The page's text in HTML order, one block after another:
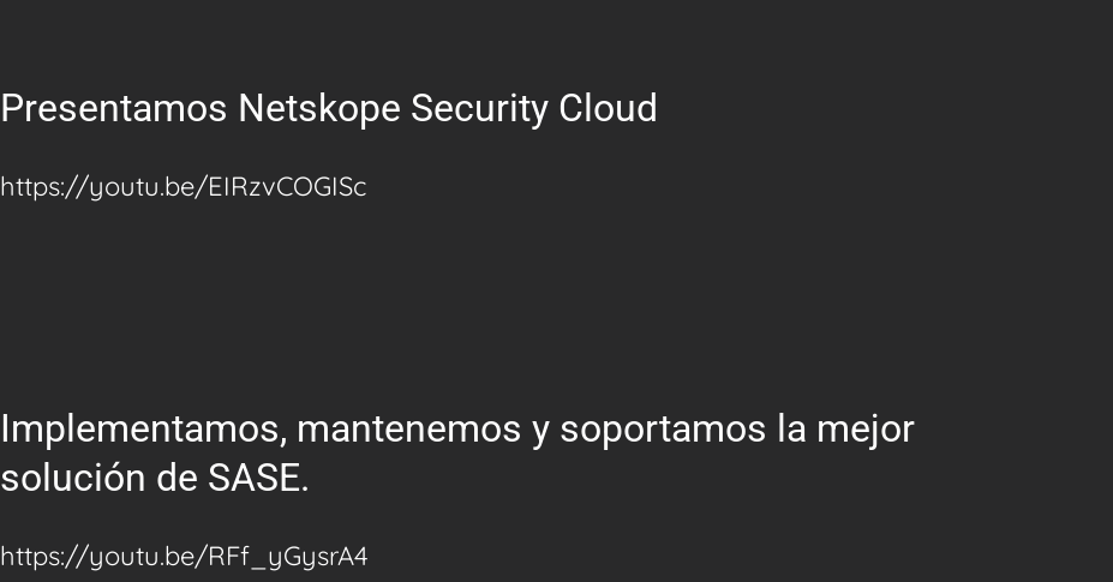
Presentamos Netskope Security Cloud
https://youtu.be/EIRzvCOGISc
Implementamos, mantenemos y soportamos la mejor
solución de SASE.
https://youtu.be/RFf_yGysrA4